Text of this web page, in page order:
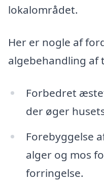
lokalområdet.
Her er nogle af
algebehandling af
Forbedret
der øger
Forebyggelse
alger og mos
forringelse.